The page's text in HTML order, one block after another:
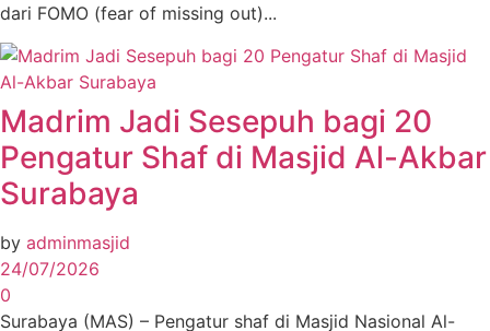
dari FOMO (fear of missing out)...
Madrim Jadi Sesepuh bagi 20
Pengatur Shaf di Masjid Al-Akbar
Surabaya
by adminmasjid
24/07/2026
0
Surabaya (MAS) – Pengatur shaf di Masjid Nasional Al-